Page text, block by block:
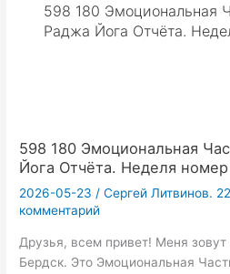
598 180 Эмоциональная
Раджа Йога Отчёта.
598 180 Эмоциональная
Йога Отчёта. Неделя
2026-05-23/Сергей Литвинов.
комментарий
Друзья, всем привет! Меня
Бердск. Это Эмоциональная